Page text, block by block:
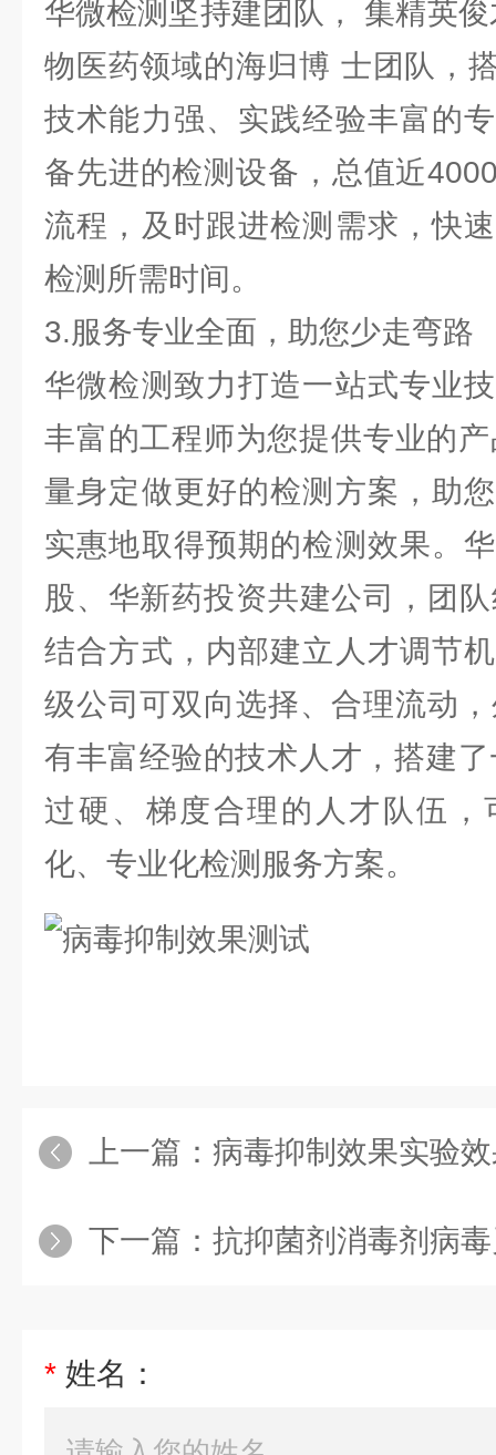
华微检测坚持建团队， 集精英
物医药领域的海归博 士团队，
技术能力强、实践经验丰富的
备先进的检测设备，总值近
流程，及时跟进检测需求，快
检测所需时间。
3.服务专业全面，助您少走弯路
华微检测致力打造一站式专业
丰富的工程师为您提供专业的
量身定做更好的检测方案，助
实惠地取得预期的检测效果。
股、华新药投资共建公司，团
结合方式，内部建立人才调节
级公司可双向选择、合理流动
有丰富经验的技术人才，搭建
过硬、梯度合理的人才队伍，
化、专业化检测服务方案。
上一篇： 病毒抑制效果实验
下一篇： 抗抑菌剂消毒剂病
* 姓名：